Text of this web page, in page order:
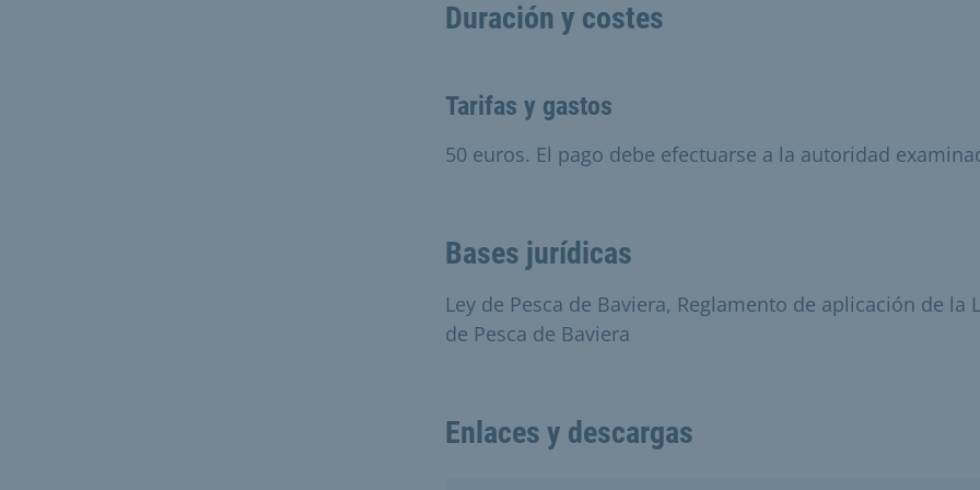
Duración y costes
Tarifas y gastos
50 euros. El pago debe efectuarse a la autoridad
Bases jurídicas
Ley de Pesca de Baviera, Reglamento de aplicación de la
de Pesca de Baviera
Enlaces y descargas